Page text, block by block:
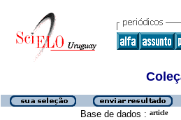
Base de dados : article